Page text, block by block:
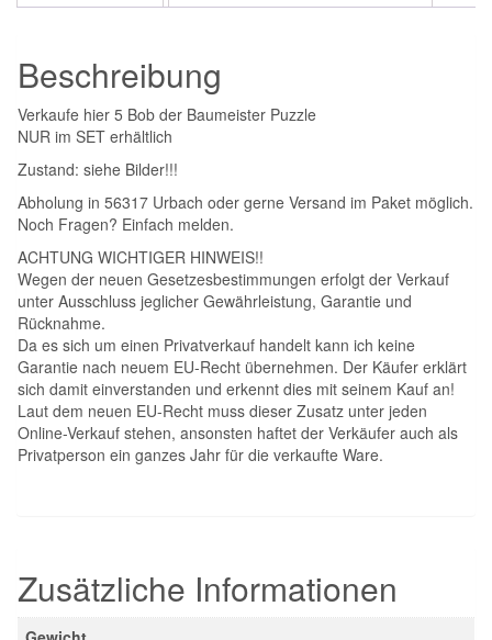
Beschreibung
Verkaufe hier 5 Bob der Baumeister Puzzle
NUR im SET erhältlich
Zustand: siehe Bilder!!!
Abholung in 56317 Urbach oder gerne Versand im Paket möglich.
Noch Fragen? Einfach melden.
ACHTUNG WICHTIGER HINWEIS!!
Wegen der neuen Gesetzesbestimmungen erfolgt der Verkauf
unter Ausschluss jeglicher Gewährleistung, Garantie und
Rücknahme.
Da es sich um einen Privatverkauf handelt kann ich keine
Garantie nach neuem EU-Recht übernehmen. Der Käufer erklärt
sich damit einverstanden und erkennt dies mit seinem Kauf an!
Laut dem neuen EU-Recht muss dieser Zusatz unter jeden
Online-Verkauf stehen, ansonsten haftet der Verkäufer auch als
Privatperson ein ganzes Jahr für die verkaufte Ware.
Zusätzliche Informationen